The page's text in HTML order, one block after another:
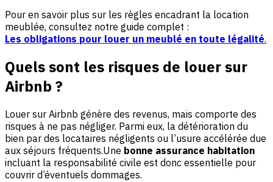
Pour en savoir plus sur les règles encadrant la location
meublée, consultez notre guide complet :
Les obligations pour louer un meublé en toute légalité.
Quels sont les risques de louer sur
Airbnb ?
Louer sur Airbnb génère des revenus, mais comporte des
risques à ne pas négliger. Parmi eux, la détérioration du
bien par des locataires négligents ou l’usure accélérée due
aux séjours fréquents.Une bonne assurance habitation
incluant la responsabilité civile est donc essentielle pour
couvrir d’éventuels dommages.